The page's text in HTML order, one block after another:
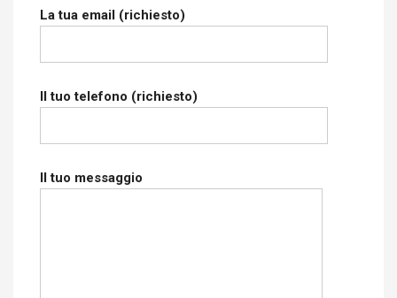
La tua email (richiesto)
Il tuo telefono (richiesto)
Il tuo messaggio